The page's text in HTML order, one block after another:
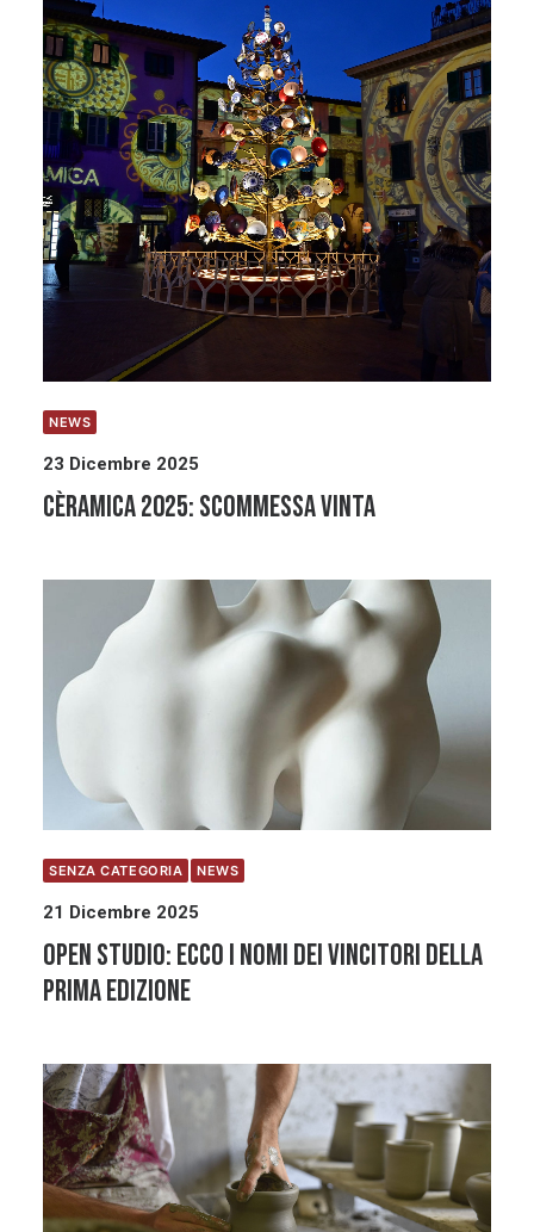
NEWS
23 Dicembre 2025
Cèramica 2025: scommessa vinta
SENZA CATEGORIA NEWS
21 Dicembre 2025
OPEN STUDIO: ecco i nomi dei vincitori della
prima edizione